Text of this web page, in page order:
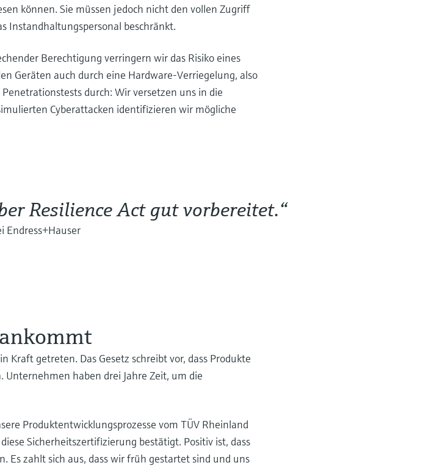
können. Sie müssen jedoch nicht den vollen Zugriff
Instandhaltungspersonal beschränkt.
Berechtigung verringern wir das Risiko eines
Geräten auch durch eine Hardware-Verriegelung, also
durch: Wir versetzen uns in die
Cyberattacken identifizieren wir mögliche
Resilience Act gut vorbereitet.“
Endress+Hauser
Kraft getreten. Das Gesetz schreibt vor, dass Produkte
haben drei Jahre Zeit, um die
Produktentwicklungsprozesse vom TÜV Rheinland
Sicherheitszertifizierung bestätigt. Positiv ist, dass
zahlt sich aus, dass wir früh gestartet sind und uns